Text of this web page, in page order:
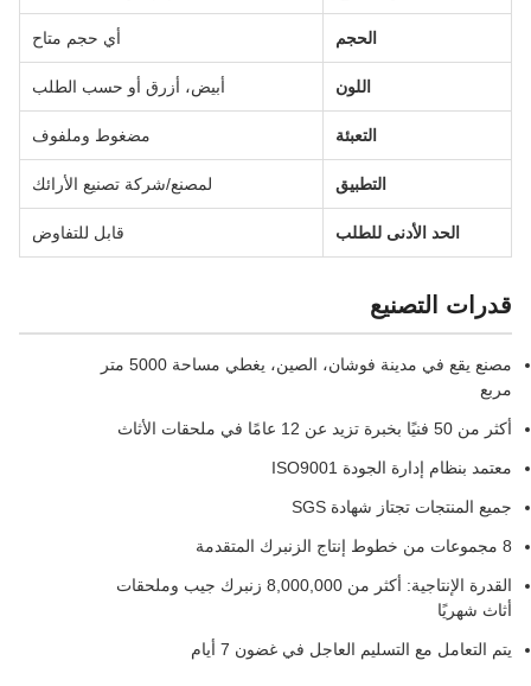
الحجم أي حجم متاح
اللون أبيض، أزرق أو حسب الطلب
التعبئة مضغوط وملفوف
التطبيق لمصنع/شركة تصنيع الأرائك
الحد الأدنى للطلب قابل للتفاوض
قدرات التصنيع
مصنع يقع في مدينة فوشان، الصين، يغطي مساحة 5000 متر
مربع
أكثر من 50 فنيًا بخبرة تزيد عن 12 عامًا في ملحقات الأثاث
معتمد بنظام إدارة الجودة ISO9001
جميع المنتجات تجتاز شهادة SGS
8 مجموعات من خطوط إنتاج الزنبرك المتقدمة
القدرة الإنتاجية: أكثر من 8,000,000 زنبرك جيب وملحقات
أثاث شهريًا
يتم التعامل مع التسليم العاجل في غضون 7 أيام